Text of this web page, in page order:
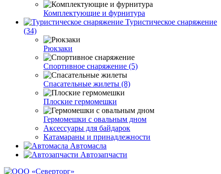
Комплектующие и фурнитура
Туристическое снаряжение
(34)
Рюкзаки
Спортивное снаряжение (5)
Спасательные жилеты (8)
Плоские гермомешки
Гермомешки с овальным дном
Аксессуары для байдарок
Катамараны и принадлежности
Автомасла
Автозапчасти